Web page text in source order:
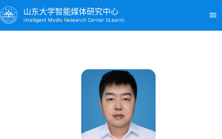
山东大学智能媒体研究中心
Intelligent Media Research Center (iLearn)